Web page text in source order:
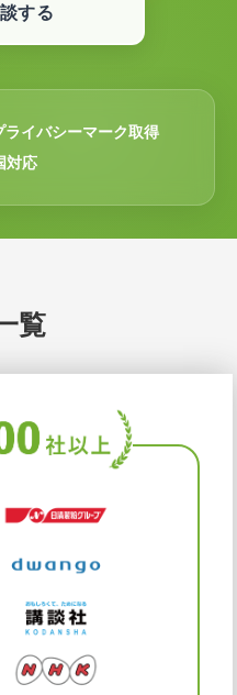
する
ライバシーマーク取得
対応
覧